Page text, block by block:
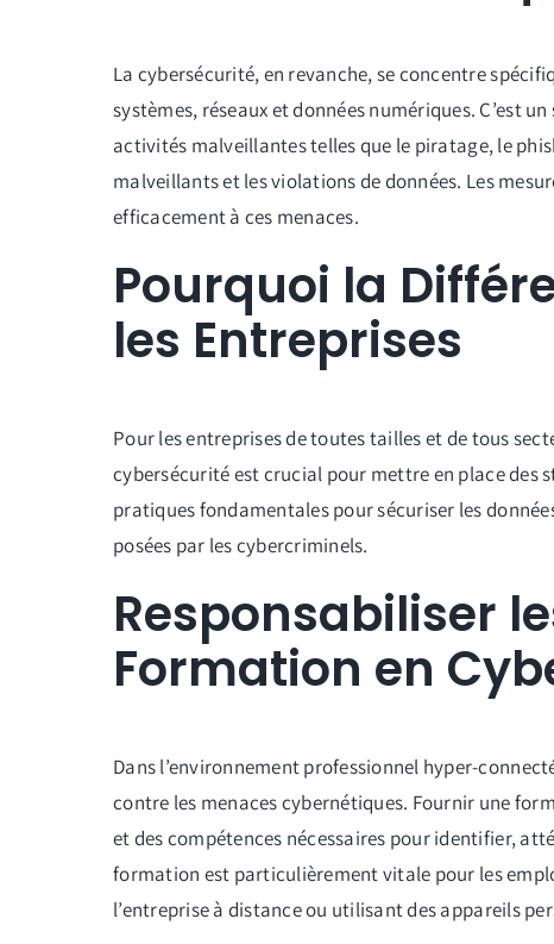
La cybersécurité, en revanche, se concentre
systèmes, réseaux et données numériques. C’est
activités malveillantes telles que le piratage, le
malveillants et les violations de données. Les
efficacement à ces menaces.
Pourquoi la
les Entreprises
Pour les entreprises de toutes tailles et de tous
cybersécurité est crucial pour mettre en place des
pratiques fondamentales pour sécuriser les
posées par les cybercriminels.
Responsabiliser
Formation en
Dans l’environnement professionnel hyper-
contre les menaces cybernétiques. Fournir une
et des compétences nécessaires pour identifier,
formation est particulièrement vitale pour les
l’entreprise à distance ou utilisant des appareils